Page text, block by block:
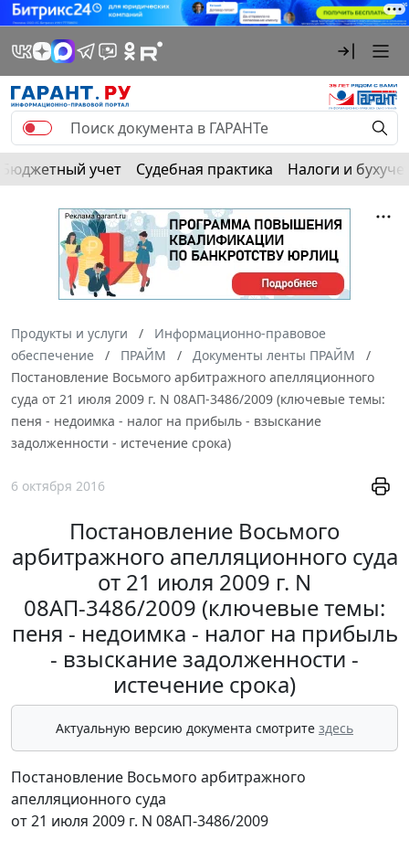
Бюджетный учет Судебная практика Налоги и
Продукты и услуги
Информационно-правовое
обеспечение
ПРАЙМ
Документы ленты ПРАЙМ
Постановление Восьмого арбитражного апелляционного
суда от 21 июля 2009 г. N 08АП-3486/2009 (ключевые темы:
пеня - недоимка - налог на прибыль - взыскание
задолженности - истечение срока)
6 октября 2016
Постановление Восьмого
арбитражного апелляционного суда
от 21 июля 2009 г. N
08АП-3486/2009 (ключевые темы:
пеня - недоимка - налог на прибыль
- взыскание задолженности -
истечение срока)
Актуальную версию документа смотрите здесь
Постановление Восьмого арбитражного
апелляционного суда
от 21 июля 2009 г. N 08АП-3486/2009